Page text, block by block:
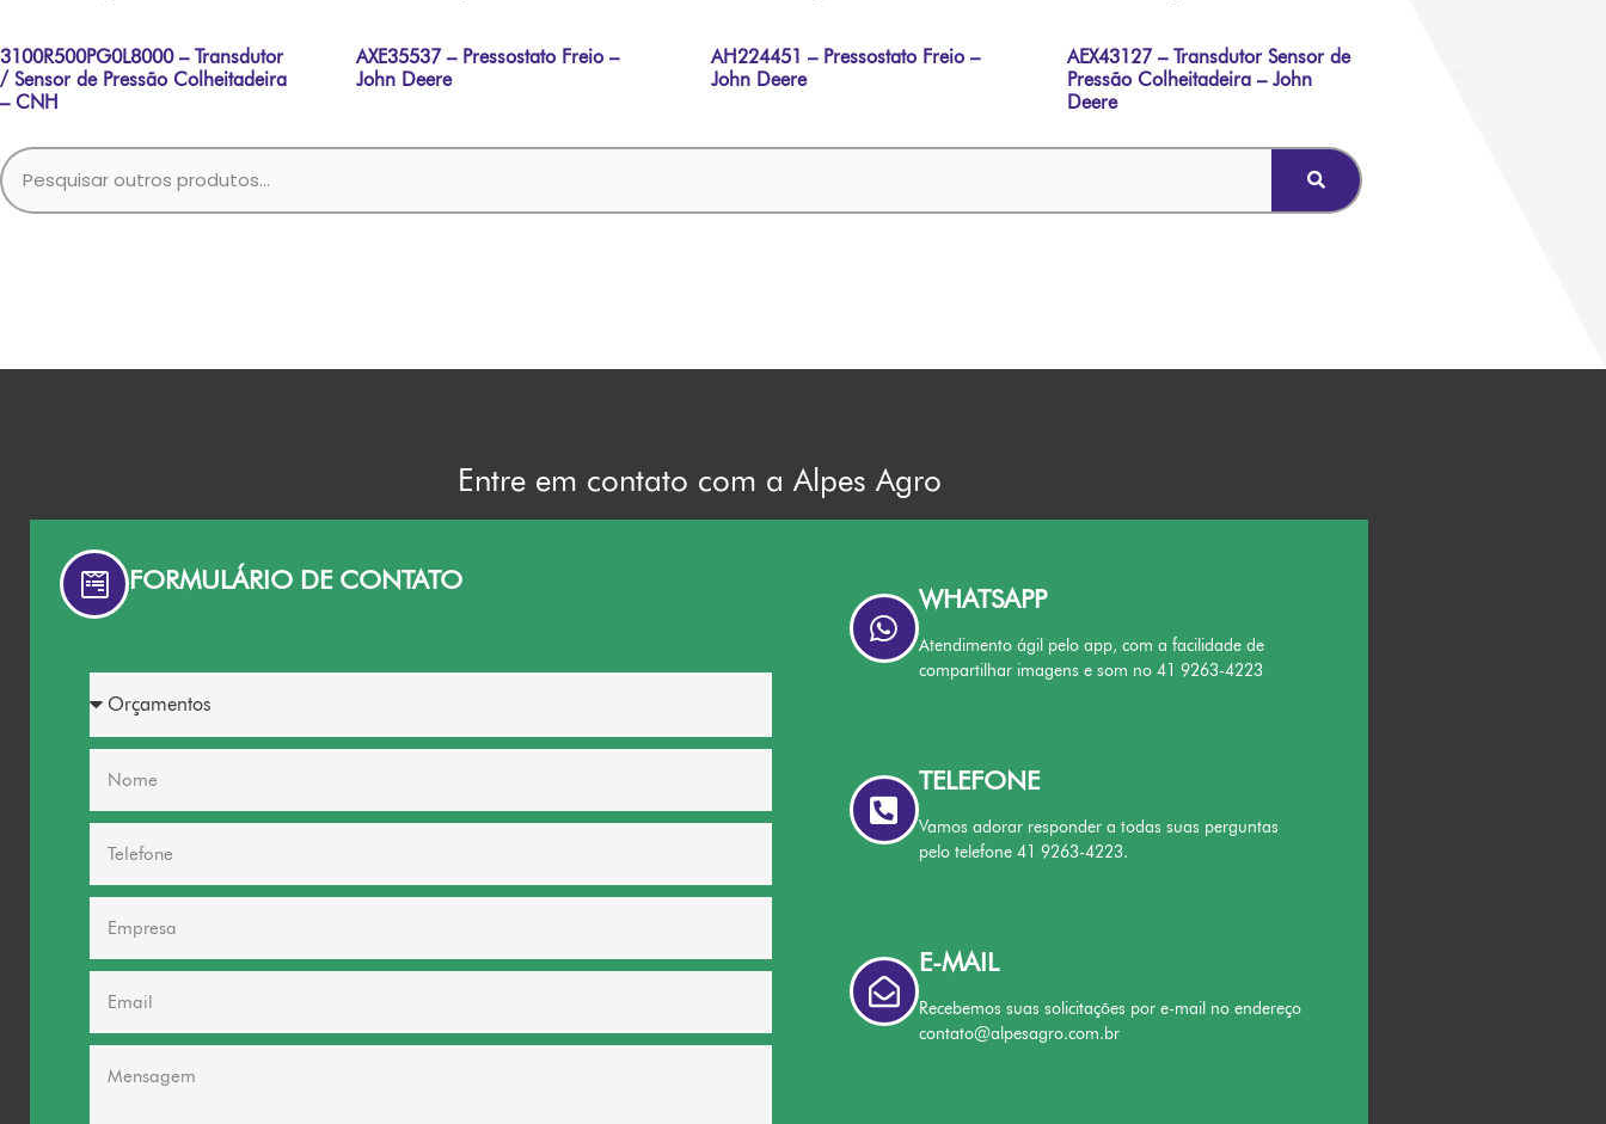
3100R500PG0L8000 – Transdutor
/ Sensor de Pressão Colheitadeira
– CNH
AXE35537 – Pressostato Freio –
John Deere
AH224451 – Pressostato Freio –
John Deere
AEX43127 – Transdutor Sensor de
Pressão Colheitadeira – John
Deere
Entre em contato com a Alpes Agro
FORMULÁRIO DE CONTATO
WHATSAPP
Atendimento ágil pelo app, com a facilidade de
compartilhar imagens e som no 41 9263-4223
TELEFONE
Vamos adorar responder a todas suas perguntas
pelo telefone 41 9263-4223.
E-MAIL
Recebemos suas solicitações por e-mail no endereço
contato@alpesagro.com.br